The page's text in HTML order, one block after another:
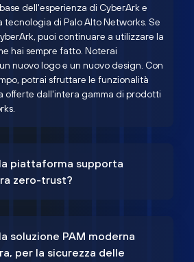
dell'esperienza di CyberArk e
tecnologia di Palo Alto Networks. Se
puoi continuare a utilizzare la
hai sempre fatto. Noterai
nuovo logo e un nuovo design. Con
potrai sfruttare le funzionalità
offerte dall'intera gamma di prodotti
piattaforma supporta
zero-trust?
soluzione PAM moderna
per la sicurezza delle